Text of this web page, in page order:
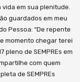
vida em sua plenitude.
guardados em meu
Pessoa: “De repente
momento chegar terei
pleno de SEMPREs em
com quem
de SEMPREs